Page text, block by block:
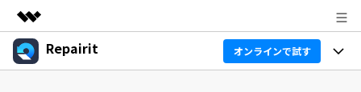
製品 Repairit オンラインで試す